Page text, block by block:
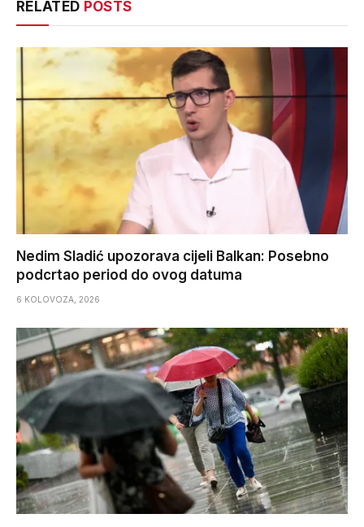
RELATED POSTS
Nedim Sladić upozorava cijeli Balkan: Posebno
podcrtao period do ovog datuma
6 KOLOVOZA, 2026